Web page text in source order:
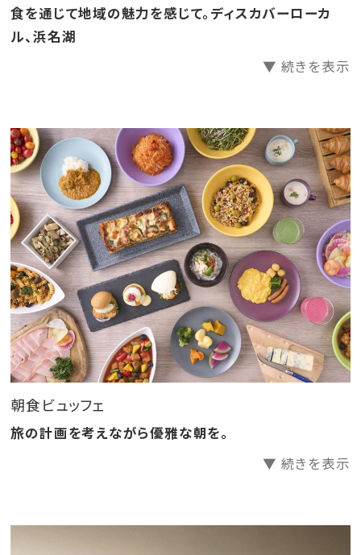
※ご夕食は19：30～21：00（90分間）となります。
※ご朝食は7：00～9：30（最終入場9：00）となります。
※掲載の写真はイメージです。仕入れ状況および季節
■自家源泉の『ゆうとう温泉』
地下500メートルから湧出する自家源泉の露天温泉風
呂。
地元の雄踏町から名付けられた『ゆうとう温泉』では、
夜空の星々を眺めながら、日中は青空を眺めながら、温
泉を愉しめます。
■アクセス
東海道本線 JR舞阪駅よりお車にて約7分。
東名高速道路浜松西ICより約20分。
■お子様料金について
・小学生のお子様は、大人と同料金となります。
・3歳～未就学児のお子様は、「食事・布団あり」の場合
・0歳～2歳の添い寝のお子様は、「食事・布団なし」をご
食を通じて地域の魅力を感じて。ディスカバーローカ
ル、浜名湖
▼ 続きを表示
朝食ビュッフェ
旅の計画を考えながら優雅な朝を。
▼ 続きを表示